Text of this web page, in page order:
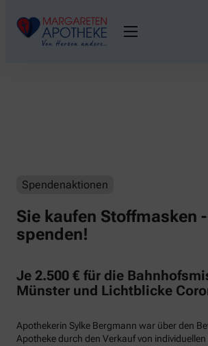
Spendenaktionen
Sie kaufen Stoffmasken
spenden!
Je 2.500 € für die
Münster und Lichtblicke
Apothekerin Sylke Bergmann war über den
Apotheke durch den Verkauf von